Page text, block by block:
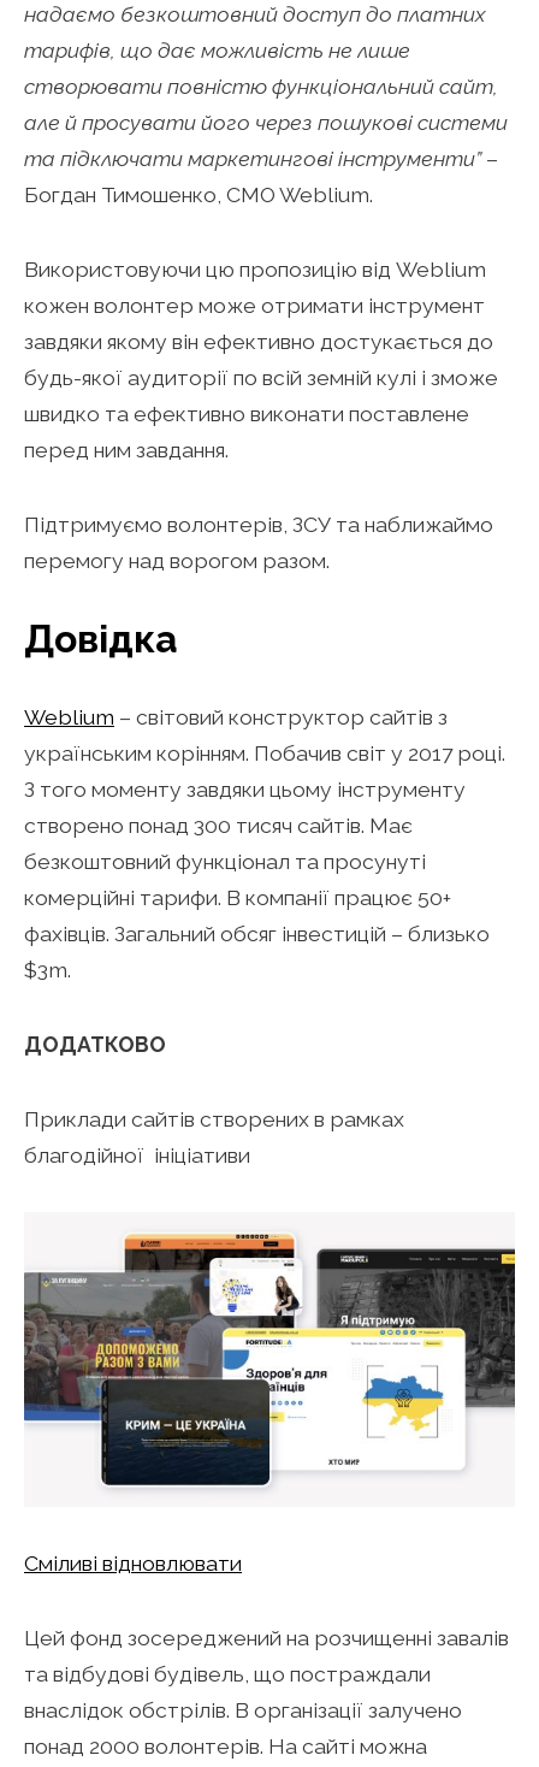
надаємо безкоштовний доступ до платних
тарифів, що дає можливість не лише
створювати повністю функціональний сайт,
але й просувати його через пошукові системи
та підключати маркетингові інструменти”–
Богдан Тимошенко, CMO Weblium.
Використовуючи цю пропозицію від Weblium
кожен волонтер може отримати інструмент
завдяки якому він ефективно достукається до
будь-якої аудиторії по всій земній кулі і зможе
швидко та ефективно виконати поставлене
перед ним завдання.
Підтримуємо волонтерів, ЗСУ та наближаймо
перемогу над ворогом разом.
Довідка
Weblium – світовий конструктор сайтів з
українським корінням. Побачив світ у 2017 році.
З того моменту завдяки цьому інструменту
створено понад 300 тисяч сайтів. Має
безкоштовний функціонал та просунуті
комерційні тарифи. В компанії працює 50+
фахівців. Загальний обсяг інвестицій – близько
$3m.
ДОДАТКОВО
Приклади сайтів створених в рамках
благодійної ініціативи
Сміливі відновлювати
Цей фонд зосереджений на розчищенні завалів
та відбудові будівель, що постраждали
внаслідок обстрілів. В організації залучено
понад 2000 волонтерів. На сайті можна